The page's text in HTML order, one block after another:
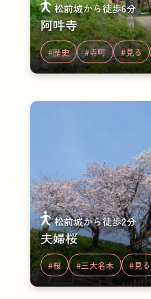
松前城から徒歩6分
阿吽寺
#歴史 #寺町 #見る
松前城から徒歩2分
夫婦桜
#桜 #三大名木 #見る